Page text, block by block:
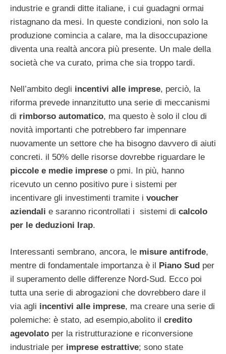
industrie e grandi ditte italiane, i cui guadagni ormai
ristagnano da mesi. In queste condizioni, non solo la
produzione comincia a calare, ma la disoccupazione
diventa una realtà ancora più presente. Un male della
società che va curato, prima che sia troppo tardi.
Nell’ambito degli incentivi alle imprese, perciò, la
riforma prevede innanzitutto una serie di meccanismi
di rimborso automatico, ma questo è solo il clou di
novità importanti che potrebbero far impennare
nuovamente un settore che ha bisogno davvero di aiuti
concreti. il 50% delle risorse dovrebbe riguardare le
piccole e medie imprese o pmi. In più, hanno
ricevuto un cenno positivo pure i sistemi per
incentivare gli investimenti tramite i voucher
aziendali e saranno ricontrollati i sistemi di calcolo
per le deduzioni Irap.
Interessanti sembrano, ancora, le misure antifrode,
mentre di fondamentale importanza è il Piano Sud per
il superamento delle differenze Nord-Sud. Ecco poi
tutta una serie di abrogazioni che dovrebbero dare il
via agli incentivi alle imprese, ma creare una serie di
polemiche: è stato, ad esempio,abolito il credito
agevolato per la ristrutturazione e riconversione
industriale per imprese estrattive; sono state